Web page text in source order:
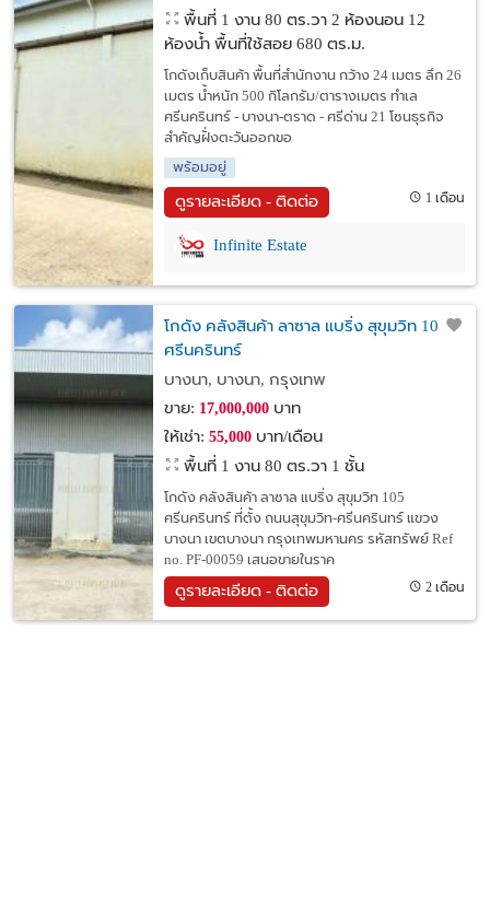
พื้นที่ 1 งาน 80 ตร.วา 2 ห้องนอน 12
ห้องน้ำ พื้นที่ใช้สอย 680 ตร.ม.
โกดังเก็บสินค้า พื้นที่สำนักงาน กว้าง 24 เมตร ลึก 26
เมตร น้ำหนัก 500 กิโลกรัม/ตารางเมตร ทำเล
ศรีนครินทร์ - บางนา-ตราด - ศรีด่าน 21 โซนธุรกิจ
สำคัญฝั่งตะวันออกขอ
พร้อมอยู่
ดูรายละเอียด - ติดต่อ 1 เดือน
Infinite Estate
โกดัง คลังสินค้า ลาซาล แบริ่ง สุขุมวิท 105
ศรีนครินทร์
บางนา, บางนา, กรุงเทพ
ขาย: 17,000,000บาท
ให้เช่า: 55,000บาท/เดือน
พื้นที่ 1 งาน 80 ตร.วา 1 ชั้น
โกดัง คลังสินค้า ลาซาล แบริ่ง สุขุมวิท 105
ศรีนครินทร์ ที่ตั้ง ถนนสุขุมวิท-ศรีนครินทร์ แขวง
บางนา เขตบางนา กรุงเทพมหานคร รหัสทรัพย์ Ref
no. PF-00059 เสนอขายในราค
ดูรายละเอียด - ติดต่อ 2 เดือน